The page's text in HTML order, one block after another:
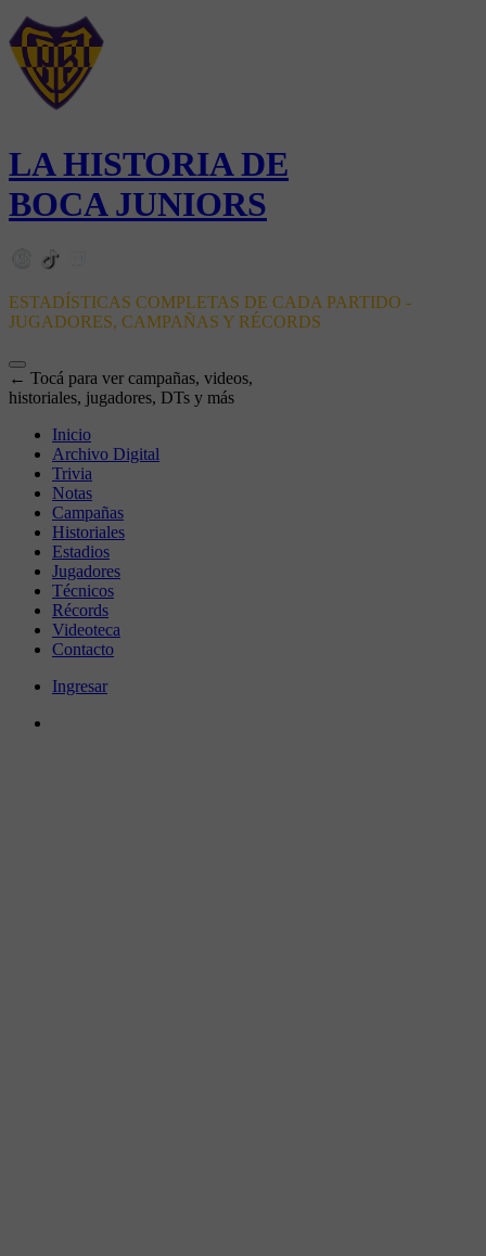
LA HISTORIA DE
BOCA JUNIORS
ESTADÍSTICAS COMPLETAS DE CADA PARTIDO -
JUGADORES, CAMPAÑAS Y RÉCORDS
← Tocá para ver campañas, videos,
historiales, jugadores, DTs y más
Inicio
Archivo Digital
Trivia
Notas
Campañas
Historiales
Estadios
Jugadores
Técnicos
Récords
Videoteca
Contacto
Ingresar